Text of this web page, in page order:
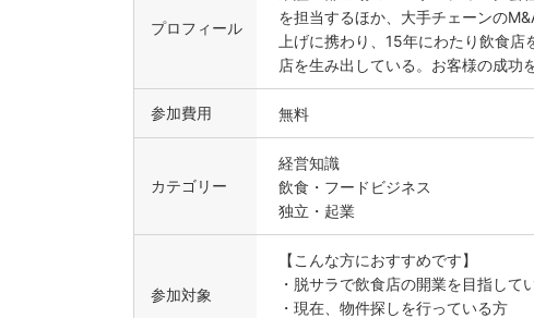
プロフィール
を担当するほか、大手チェーンの
上げに携わり、15年にわたり飲食
店を生み出している。お客様の成功
参加費用 無料
カテゴリー
経営知識
飲食・フードビジネス
独立・起業
参加対象
【こんな方におすすめです】
・脱サラで飲食店の開業を目指して
・現在、物件探しを行っている方